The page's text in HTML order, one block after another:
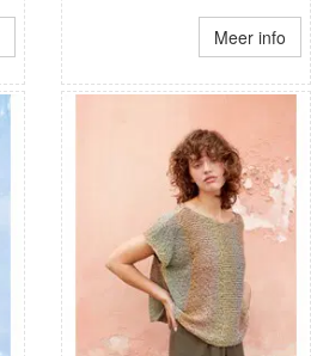
Meer info